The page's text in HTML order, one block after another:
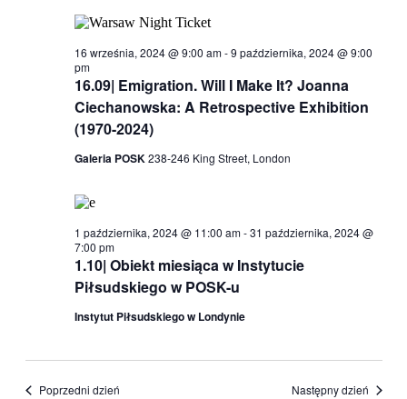
i
16.09| Emigration. Will I Make It? Joanna
Ciechanowska: A Retrospective Exhibition
(1970-2024)
16 września, 2024 @ 9:00 am-9 października, 2024 @ 9:00
pm
Galeria POSK238-246 King Street, London
1.10| Obiekt miesiąca w Instytucie
Piłsudskiego w POSK-u
1 października, 2024 @ 11:00 am-31 października, 2024 @
7:00 pm
Instytut Piłsudskiego w Londynie
Poprzedni dzień Następny dzień